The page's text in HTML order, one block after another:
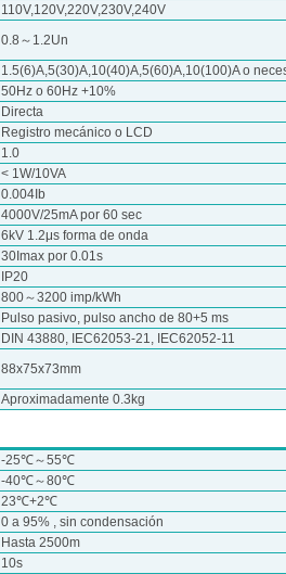
110V,120V,220V,230V,240V
0.8～1.2Un
1.5(6)A,5(30)A,10(40)A,5(60)A,10(100)A o
50Hz o 60Hz +10%
Directa
Registro mecánico o LCD
1.0
< 1W/10VA
0.004Ib
4000V/25mA por 60 sec
6kV 1.2μs forma de onda
30Imax por 0.01s
IP20
800～3200 imp/kWh
Pulso pasivo, pulso ancho de 80+5 ms
DIN 43880, IEC62053-21, IEC62052-11
88x75x73mm
Aproximadamente 0.3kg
-25℃～55℃
-40℃～80℃
23℃+2℃
0 a 95% , sin condensación
Hasta 2500m
10s